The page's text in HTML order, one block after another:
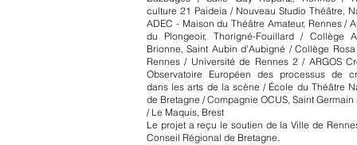
culture 21 Paideia / Nouveau Studio Théâtre,
ADEC - Maison du Théâtre Amateur, Rennes /
du Plongeoir, Thorigné-Fouillard / Collège
Brionne, Saint Aubin d'Aubigné / Collège Rosa
Rennes / Université de Rennes 2 / ARGOS
Observatoire Européen des processus de
dans les arts de la scène / École du Théâtre
de Bretagne / Compagnie OCUS, Saint Germain
/ Le Maquis, Brest
Le projet a reçu le soutien de la Ville de
Conseil Régional de Bretagne.